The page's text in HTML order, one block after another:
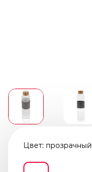
Цвет: прозрачный